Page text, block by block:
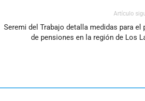
Artículo
Seremi del Trabajo detalla medidas para el
de pensiones en la región de Los